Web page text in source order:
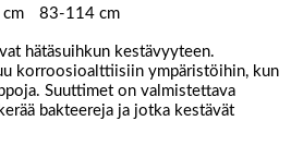
83-114 cm
hätäsuihkun kestävyyteen.
korroosioalttiisiin ympäristöihin, kun
Suuttimet on valmistettava
bakteereja ja jotka kestävät